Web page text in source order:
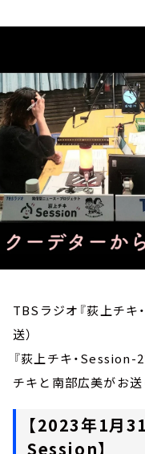
イベント・グッ
会社情報
TBSラジオ『荻上チキ
送）
『荻上チキ・Session-
チキと南部広美がお送
【2023年1月
Session】